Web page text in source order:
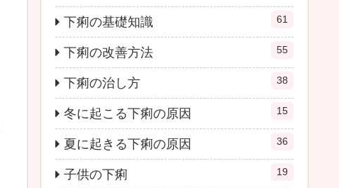
下痢の基礎知識 61
下痢の改善方法 55
下痢の治し方 38
冬に起こる下痢の原因 15
夏に起きる下痢の原因 36
子供の下痢 19